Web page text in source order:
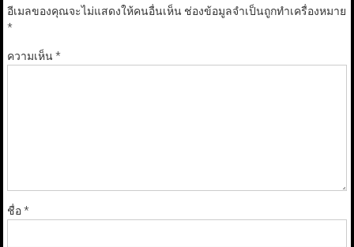
อีเมลของคุณจะไม่แสดงให้คนอื่นเห็น ช่องข้อมูลจำเป็นถูกทำเครื่องหมาย
*
ความเห็น*
ชื่อ*